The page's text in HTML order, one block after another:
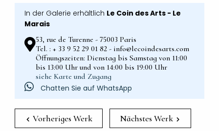
In der Galerie erhältlich Le Coin des Arts - Le
Marais
53, rue de Turenne - 75003 Paris
Tel. : + 33 9 52 29 01 82 - info@lecoindesarts.com
Öffnungszeiten: Dienstag bis Samstag von 11:00
bis 13:00 Uhr und von 14:00 bis 19:00 Uhr
siehe Karte und Zugang
Chatten Sie auf WhatsApp
Vorheriges Werk Nächstes Werk